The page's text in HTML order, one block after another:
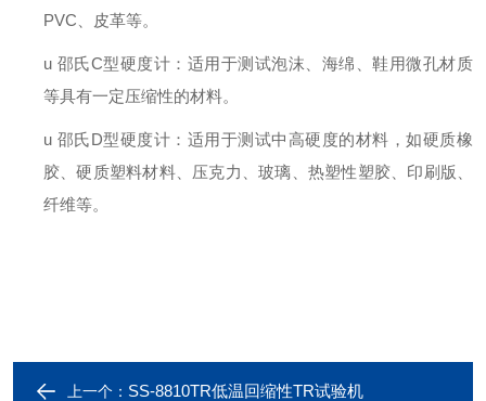
PVC、皮革等。
u 邵氏C型硬度计：适用于测试泡沫、海绵、鞋用微孔材质
等具有一定压缩性的材料。
u 邵氏D型硬度计：适用于测试中高硬度的材料，如硬质橡
胶、硬质塑料材料、压克力、玻璃、热塑性塑胶、印刷版、
纤维等。
上一个： SS-8810TR低温回缩性TR试验机